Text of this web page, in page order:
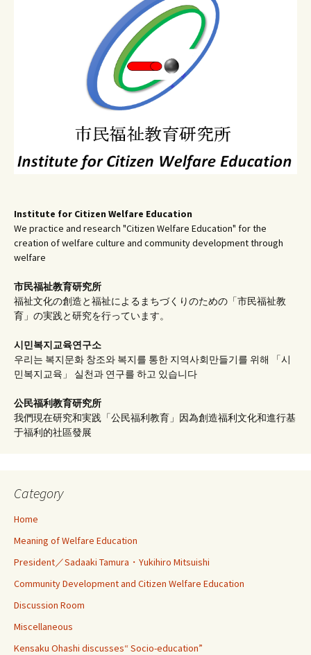
Institute for Citizen Welfare Education
We practice and research "Citizen Welfare Education" for the
creation of welfare culture and community development through
welfare
市民福祉教育研究所
福祉文化の創造と福祉によるまちづくりのための「市民福祉教
育」の実践と研究を行っています。
시민복지교육연구소
우리는 복지문화 창조와 복지를 통한 지역사회만들기를 위해 「시
민복지교육」 실천과 연구를 하고 있습니다
公民福利教育研究所
我們現在研究和実践「公民福利教育」因為創造福利文化和進行基
于福利的社區發展
Category
Home
Meaning of Welfare Education
President／Sadaaki Tamura・Yukihiro Mitsuishi
Community Development and Citizen Welfare Education
Discussion Room
Miscellaneous
Kensaku Ohashi discusses“ Socio-education”